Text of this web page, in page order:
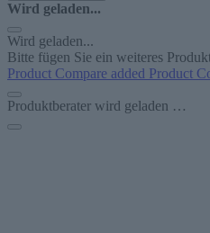
Wird geladen...
Wird geladen...
Bitte fügen Sie ein weiteres
Product Compare added Product
Produktberater wird geladen …